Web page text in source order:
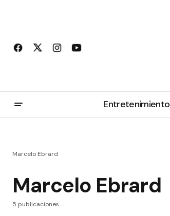
Entretenimiento
Marcelo Ebrard
Marcelo Ebrard
5 publicaciones